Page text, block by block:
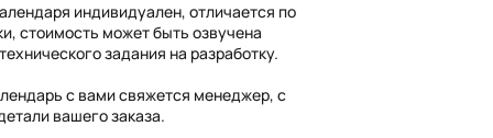
индивидуален, отличается по
стоимость может быть озвучена
задания на разработку.
с вами свяжется менеджер, с
вашего заказа.